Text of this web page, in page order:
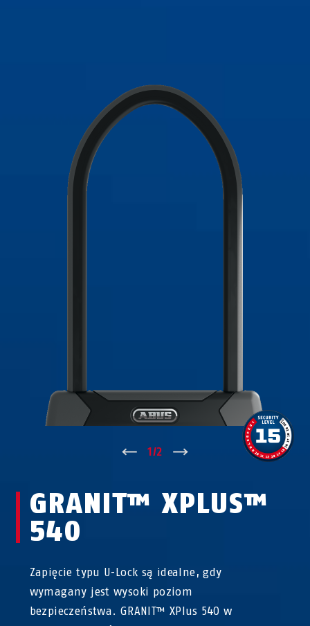
1/2
GRANIT™ XPLUS™
540
Zapięcie typu U-Lock są idealne, gdy
wymagany jest wysoki poziom
bezpieczeństwa. GRANIT™ XPlus 540 w